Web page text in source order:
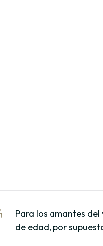
Para los amantes del
de edad, por